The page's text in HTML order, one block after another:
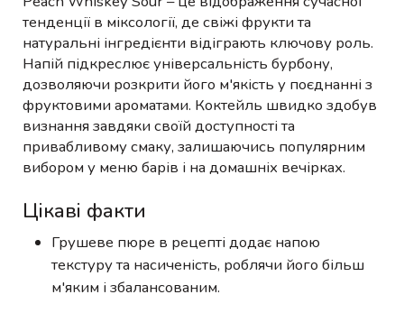
тенденції в міксології, де свіжі фрукти та
натуральні інгредієнти відіграють ключову роль.
Напій підкреслює універсальність бурбону,
дозволяючи розкрити його м'якість у поєднанні з
фруктовими ароматами. Коктейль швидко здобув
визнання завдяки своїй доступності та
привабливому смаку, залишаючись популярним
вибором у меню барів і на домашніх вечірках.
Цікаві факти
Грушеве пюре в рецепті додає напою
текстуру та насиченість, роблячи його більш
м'яким і збалансованим.